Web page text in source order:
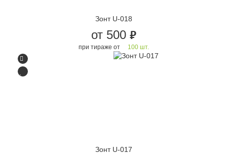
Зонт U-018
от 500 руб.
при тираже от 100 шт.
Зонт U-017